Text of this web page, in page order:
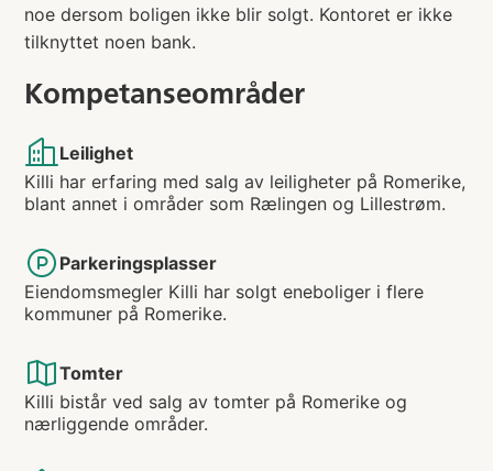
noe dersom boligen ikke blir solgt. Kontoret er ikke
tilknyttet noen bank.
Kompetanseområder
Leilighet
Killi har erfaring med salg av leiligheter på Romerike,
blant annet i områder som Rælingen og Lillestrøm.
Parkeringsplasser
Eiendomsmegler Killi har solgt eneboliger i flere
kommuner på Romerike.
Tomter
Killi bistår ved salg av tomter på Romerike og
nærliggende områder.